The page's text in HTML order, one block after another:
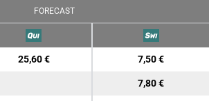
FORECAST
25,60 € 7,50 €
7,80 €